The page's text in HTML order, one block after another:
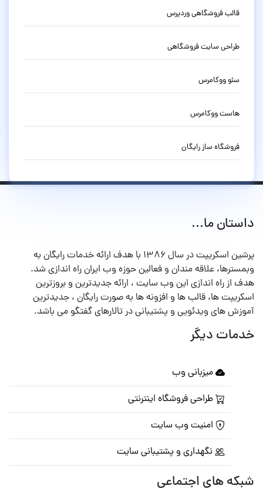
قالب فروشگاهی وردپرس
طراحی سایت فروشگاهی
سئو ووکامرس
هاست ووکامرس
فروشگاه ساز رایگان
داستان ما...
پرشین اسکریپت در سال ۱۳۸۶ با هدف ارائه خدمات رایگان به
وبمسترها، علاقه مندان و فعالین حوزه وب ایران راه اندازی شد.
هدف از راه اندازی این وب سایت ، ارائه جدیدترین و بروزترین
اسکریپت ها، قالب ها و افزونه ها به صورت رایگان ، جدیدترین
آموزش های ویدئویی و پشتیبانی در تالارهای گفتگو می باشد.
خدمات دیگر
میزبانی وب
طراحی فروشگاه اینترنتی
امنیت وب سایت
نگهداری و پشتیبانی سایت
شبکه های اجتماعی